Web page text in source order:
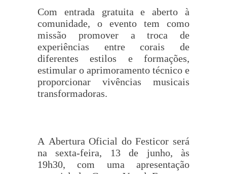
Com entrada gratuita e aberto à
comunidade, o evento tem como
missão promover a troca de
experiências entre corais de
diferentes estilos e formações,
estimular o aprimoramento técnico e
proporcionar vivências musicais
transformadoras.
A Abertura Oficial do Festicor será
na sexta-feira, 13 de junho, às
19h30, com uma apresentação